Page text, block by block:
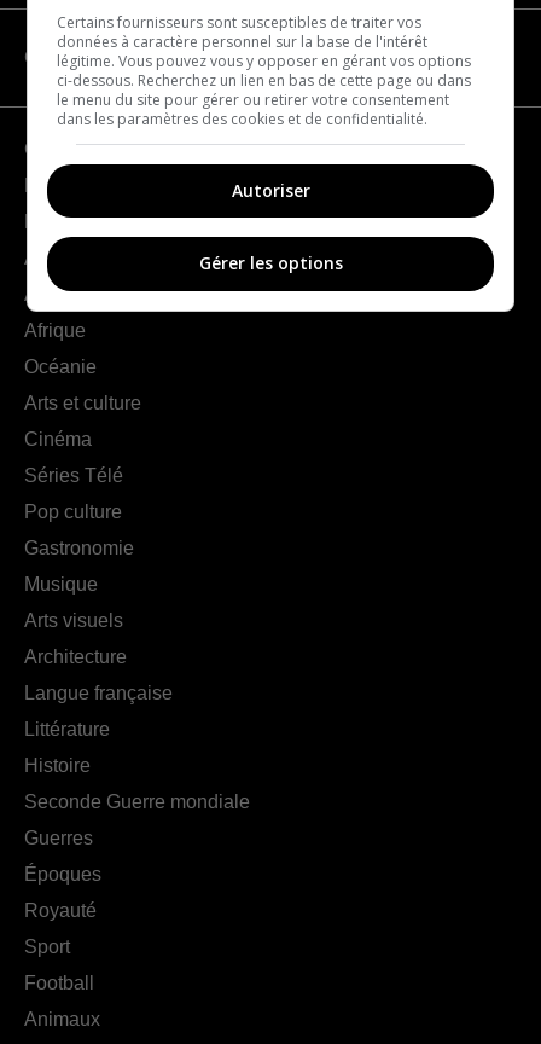
CATÉGORIES
Géographie
France
Europe
Amériques
Asie
Afrique
Océanie
Arts et culture
Cinéma
Séries Télé
Pop culture
Gastronomie
Musique
Arts visuels
Architecture
Langue française
Littérature
Histoire
Seconde Guerre mondiale
Guerres
Époques
Royauté
Sport
Football
Animaux
Certains fournisseurs sont susceptibles de traiter vos
données à caractère personnel sur la base de l'intérêt
légitime. Vous pouvez vous y opposer en gérant vos options
ci-dessous. Recherchez un lien en bas de cette page ou dans
le menu du site pour gérer ou retirer votre consentement
dans les paramètres des cookies et de confidentialité.
Autoriser
Gérer les options